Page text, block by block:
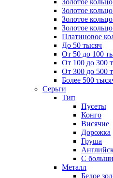
Золотое
Золотое
Золотое
Золотое
Платиновое
До 50 тысяч
От 50 до 100
От 100 до 300
От 300 до 500
Более 500
Серьги
Тип
Пусеты
Конго
Висячие
Дорожка
Груша
С
Металл
Белое